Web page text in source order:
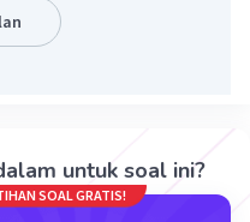
untuk soal ini?
SOAL GRATIS!